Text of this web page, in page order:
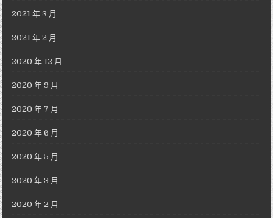
2021 年 3 月
2021 年 2 月
2020 年 12 月
2020 年 9 月
2020 年 7 月
2020 年 6 月
2020 年 5 月
2020 年 3 月
2020 年 2 月